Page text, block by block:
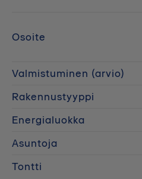
Osoite
Valmistuminen (arvio)
Rakennustyyppi
Energialuokka
Asuntoja
Tontti